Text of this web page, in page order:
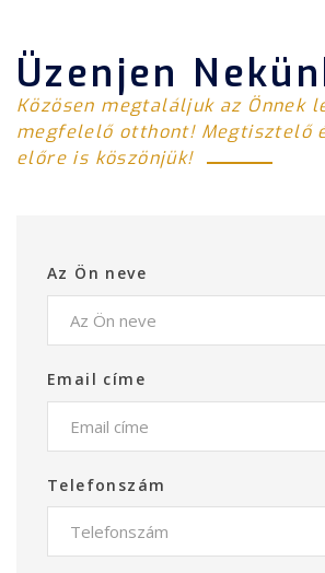
Üzenjen
Közösen megtaláljuk az Önnek
megfelelő otthont! Megtisztelő
előre is köszönjük!
Az Ön neve
Email címe
Telefonszám